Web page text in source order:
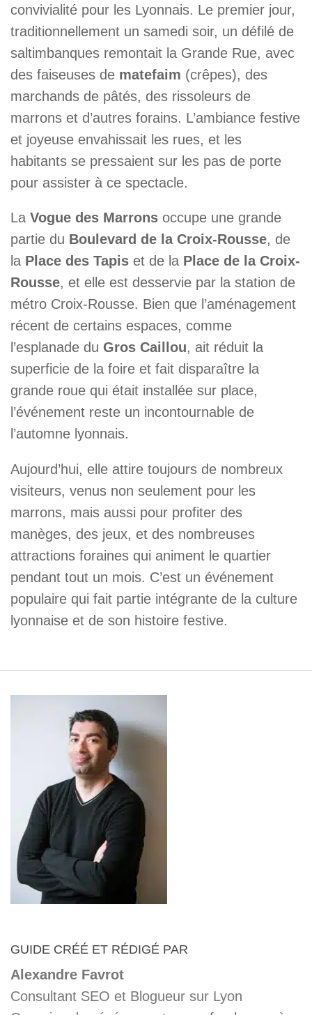
convivialité pour les Lyonnais. Le premier jour,
traditionnellement un samedi soir, un défilé de
saltimbanques remontait la Grande Rue, avec
des faiseuses de matefaim (crêpes), des
marchands de pâtés, des rissoleurs de
marrons et d’autres forains. L’ambiance festive
et joyeuse envahissait les rues, et les
habitants se pressaient sur les pas de porte
pour assister à ce spectacle.
La Vogue des Marrons occupe une grande
partie du Boulevard de la Croix-Rousse, de
la Place des Tapis et de la Place de la Croix-
Rousse, et elle est desservie par la station de
métro Croix-Rousse. Bien que l’aménagement
récent de certains espaces, comme
l’esplanade du Gros Caillou, ait réduit la
superficie de la foire et fait disparaître la
grande roue qui était installée sur place,
l’événement reste un incontournable de
l’automne lyonnais.
Aujourd’hui, elle attire toujours de nombreux
visiteurs, venus non seulement pour les
marrons, mais aussi pour profiter des
manèges, des jeux, et des nombreuses
attractions foraines qui animent le quartier
pendant tout un mois. C’est un événement
populaire qui fait partie intégrante de la culture
lyonnaise et de son histoire festive.
GUIDE CRÉÉ ET RÉDIGÉ PAR
Alexandre Favrot
Consultant SEO et Blogueur sur Lyon